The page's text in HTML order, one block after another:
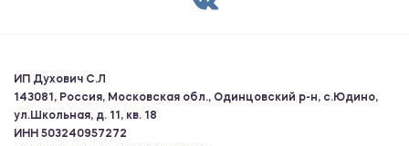
ИП Духович С.Л
143081, Россия, Московская обл., Одинцовский р-н, с.Юдино,
ул.Школьная, д. 11, кв. 18
ИНН 503240957272